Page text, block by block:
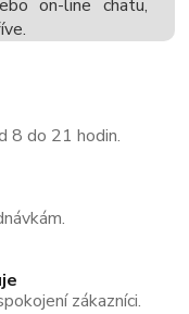
on-line chatu,
8 do 21 hodin.
zákazníci.